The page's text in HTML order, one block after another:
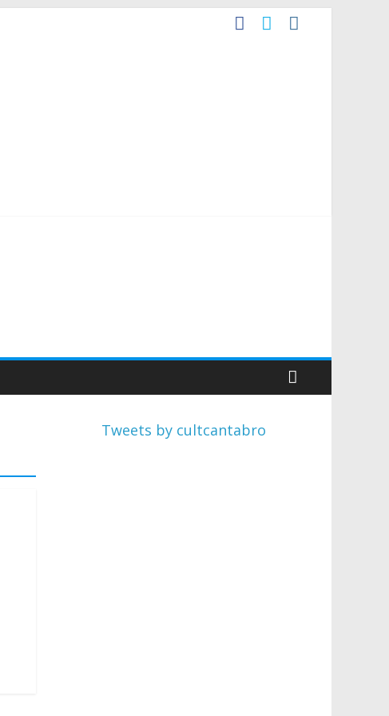
Tweets by cultcantabro